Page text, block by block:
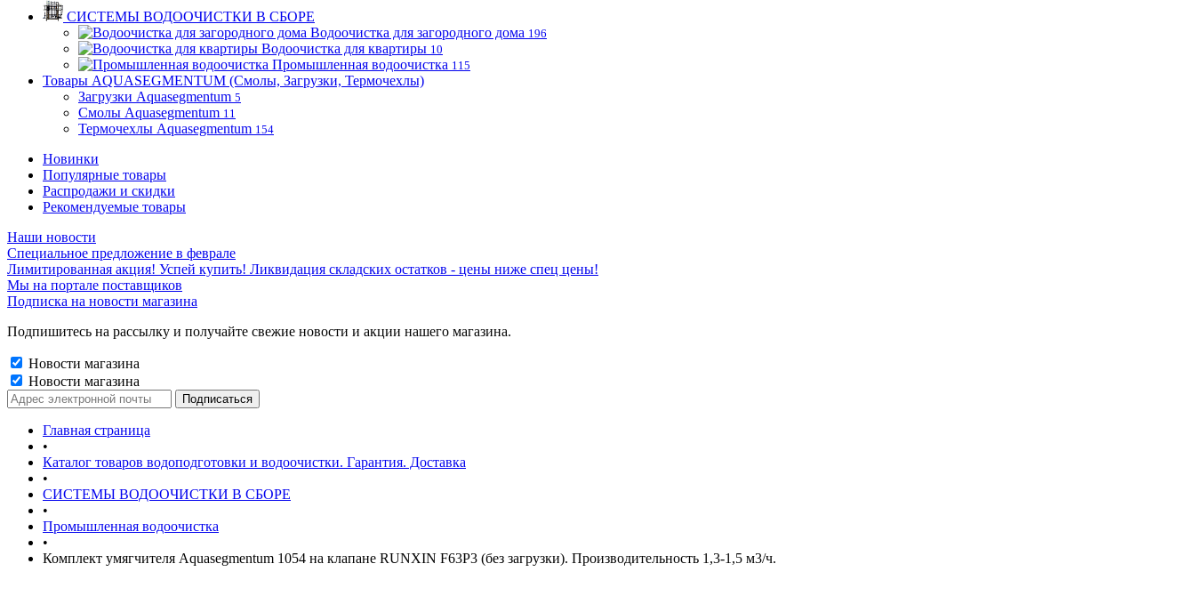
СИСТЕМЫ ВОДООЧИСТКИ В СБОРЕ
Водоочистка для загородного дома 196
Водоочистка для квартиры 10
Промышленная водоочистка 115
Товары AQUASEGMENTUM (Смолы, Загрузки, Термочехлы)
Загрузки Aquasegmentum 5
Смолы Aquasegmentum 11
Термочехлы Aquasegmentum 154
Новинки
Популярные товары
Распродажи и скидки
Рекомендуемые товары
Наши новости
Специальное предложение в феврале
Лимитированная акция! Успей купить! Ликвидация складских остатков - цены ниже спец цены!
Мы на портале поставщиков
Подписка на новости магазина
Подпишитесь на рассылку и получайте свежие новости и акции нашего магазина.
Новости магазина
Новости магазина
Главная страница
•
Каталог товаров водоподготовки и водоочистки. Гарантия. Доставка
•
СИСТЕМЫ ВОДООЧИСТКИ В СБОРЕ
•
Промышленная водоочистка
•
Комплект умягчителя Aquasegmentum 1054 на клапане RUNXIN F63P3 (без загрузки). Производительность 1,3-1,5 м3/ч.